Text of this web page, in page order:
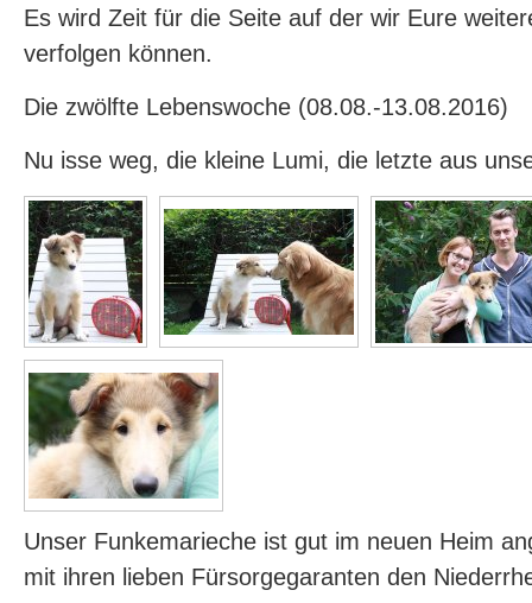
Es wird Zeit für die Seite auf der wir Eure
verfolgen können.
Die zwölfte Lebenswoche (08.08.-13.08.2016)
Nu isse weg, die kleine Lumi, die letzte aus
Unser Funkemarieche ist gut im neuen Heim
mit ihren lieben Fürsorgegaranten den